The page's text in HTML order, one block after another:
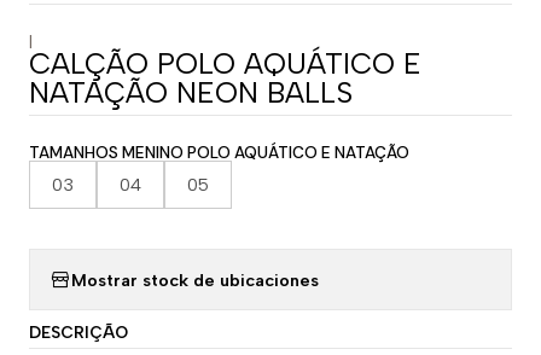
|
CALÇÃO POLO AQUÁTICO E
NATAÇÃO NEON BALLS
TAMANHOS MENINO POLO AQUÁTICO E NATAÇÃO
03 04 05
Mostrar stock de ubicaciones
DESCRIÇÃO